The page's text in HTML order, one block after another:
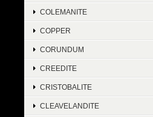
COLEMANITE
COPPER
CORUNDUM
CREEDITE
CRISTOBALITE
CLEAVELANDITE